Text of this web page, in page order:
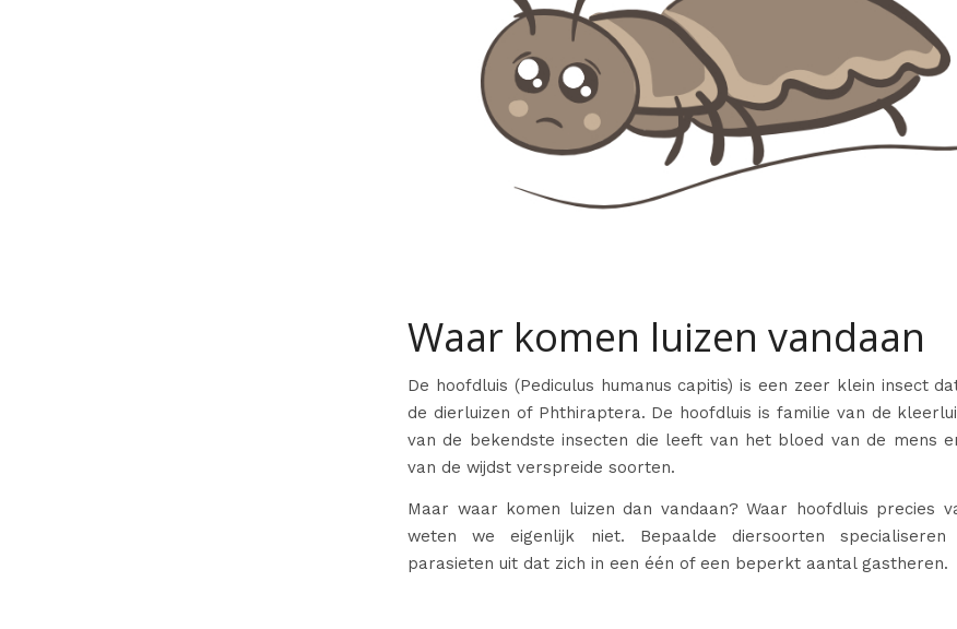
Waar komen luizen vandaan
De hoofdluis (Pediculus humanus capitis) is een zeer klein insect
de dierluizen of Phthiraptera. De hoofdluis is familie van de
van de bekendste insecten die leeft van het bloed van de mens
van de wijdst verspreide soorten.
Maar waar komen luizen dan vandaan? Waar hoofdluis precies
weten we eigenlijk niet. Bepaalde diersoorten
parasieten uit dat zich in een één of een beperkt aantal gastheren.